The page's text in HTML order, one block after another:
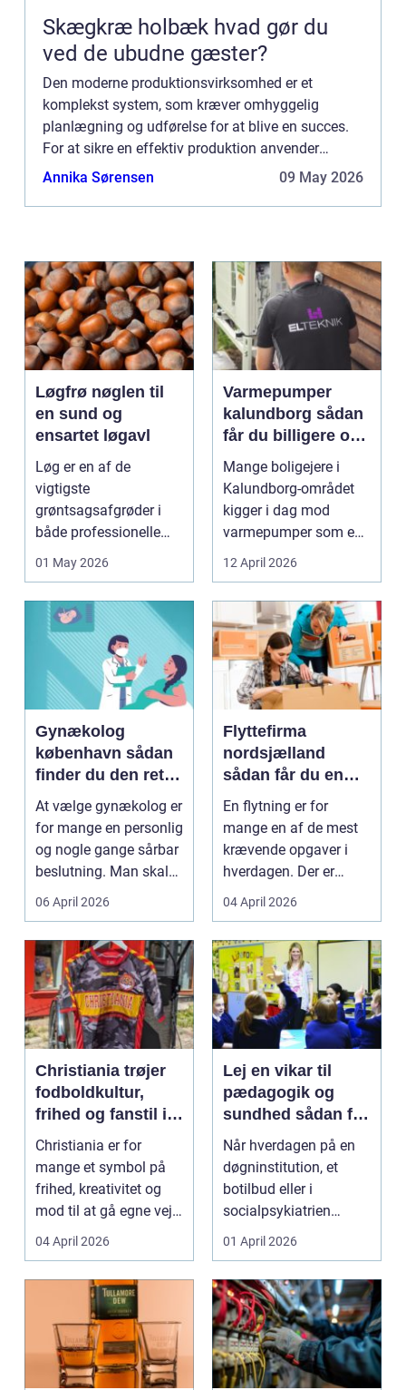
Skægkræ holbæk hvad gør du
ved de ubudne gæster?
Den moderne produktionsvirksomhed er et
komplekst system, som kræver omhyggelig
planlægning og udførelse for at blive en succes.
For at sikre en effektiv produktion anvender
mange virksomheder Manufacturing Execution
Annika Sørensen 09 May 2026
Løgfrø nøglen til
en sund og
ensartet løgavl
Løg er en af de
vigtigste
grøntsagsafgrøder i
både professionelle
landbrugspro...
01 May 2026
Varmepumper
kalundborg sådan
får du billigere og
mere bæredygtig
varme
Mange boligejere i
Kalundborg-området
kigger i dag mod
varmepumper som en
vej til lavere
varmeregnin...
12 April 2026
Gynækolog
københavn sådan
finder du den rette
specialist
At vælge gynækolog er
for mange en personlig
og nogle gange sårbar
beslutning. Man skal
både føle si...
06 April 2026
Flyttefirma
nordsjælland
sådan får du en
tryg og effektiv
flytning
En flytning er for
mange en af de mest
krævende opgaver i
hverdagen. Der er
meget at holde styr på,
04 April 2026
Christiania trøjer
fodboldkultur,
frihed og fanstil i
ét
Christiania er for
mange et symbol på
frihed, kreativitet og
mod til at gå egne veje.
Den samme ånd ...
04 April 2026
Lej en vikar til
pædagogik og
sundhed sådan får
du den rette hjælp
Når hverdagen på en
døgninstitution, et
botilbud eller i
socialpsykiatrien
pludselig ændrer sig,
kan...
01 April 2026